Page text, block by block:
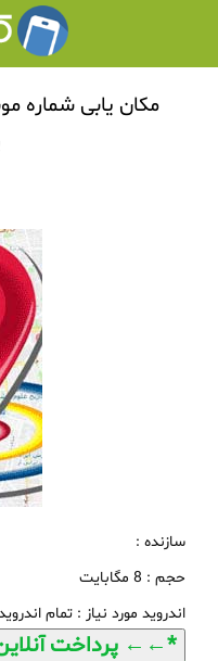
مکان یابی شماره
سازنده :
حجم : 8 مگابایت
اندروید مورد نیاز : تمام